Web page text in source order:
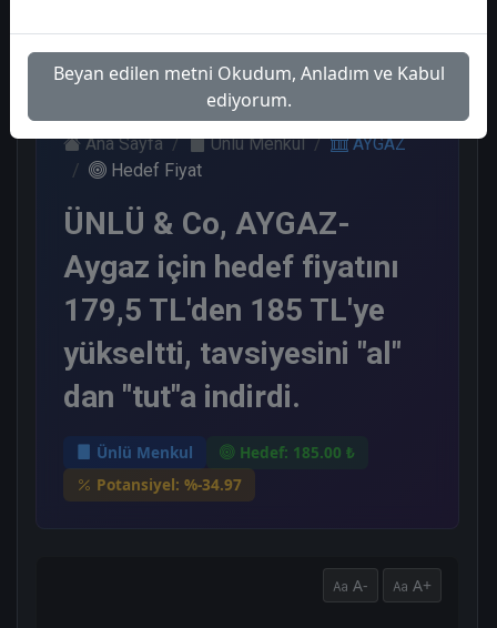
Cuma, 10 Ocak 2025
Ana Sayfa Ünlü Menkul
AYGAZ
Hedef Fiyat
ÜNLÜ & Co, AYGAZ-
Aygaz için hedef fiyatını
179,5 TL'den 185 TL'ye
yükseltti, tavsiyesini "al"
dan "tut"a indirdi.
Ünlü Menkul
Hedef: 185.00 ₺
Potansiyel: %-34.97
A- A+
Beyan edilen metni Okudum, Anladım ve Kabul
ediyorum.